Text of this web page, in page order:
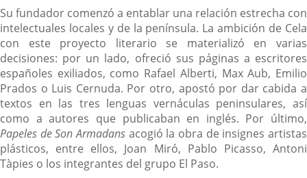
Su fundador comenzó a entablar una relación estrecha con
intelectuales locales y de la península. La ambición de Cela
con este proyecto literario se materializó en varias
decisiones: por un lado, ofreció sus páginas a escritores
españoles exiliados, como Rafael Alberti, Max Aub, Emilio
Prados o Luis Cernuda. Por otro, apostó por dar cabida a
textos en las tres lenguas vernáculas peninsulares, así
como a autores que publicaban en inglés. Por último,
Papeles de Son Armadans acogió la obra de insignes artistas
plásticos, entre ellos, Joan Miró, Pablo Picasso, Antoni
Tàpies o los integrantes del grupo El Paso.